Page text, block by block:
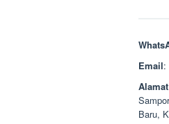
Email:
Alamat
Baru,